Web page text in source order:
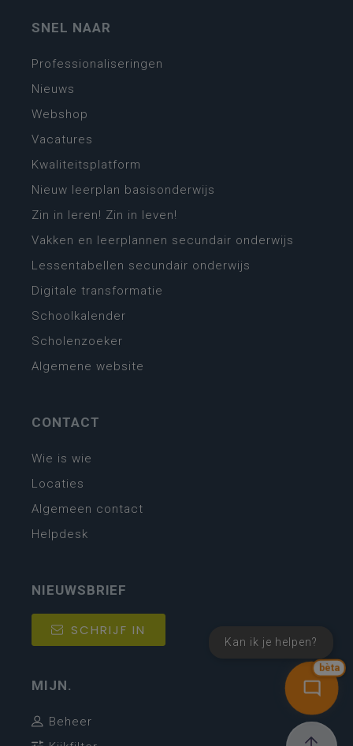
bèta
Kan ik je helpen?
SNEL NAAR
Professionaliseringen
Nieuws
Webshop
Vacatures
Kwaliteitsplatform
Nieuw leerplan basisonderwijs
Zin in leren! Zin in leven!
Vakken en leerplannen secundair onderwijs
Lessentabellen secundair onderwijs
Digitale transformatie
Schoolkalender
Scholenzoeker
Algemene website
CONTACT
Wie is wie
Locaties
Algemeen contact
Helpdesk
NIEUWSBRIEF
SCHRIJF IN
MIJN.
Beheer